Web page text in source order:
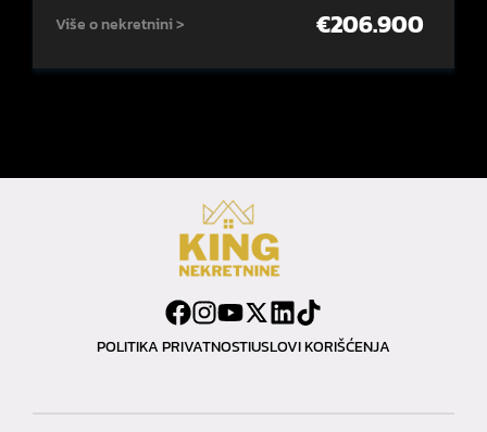
Više o nekretnini > €206.900
POLITIKA PRIVATNOSTIUSLOVI KORIŠĆENJA